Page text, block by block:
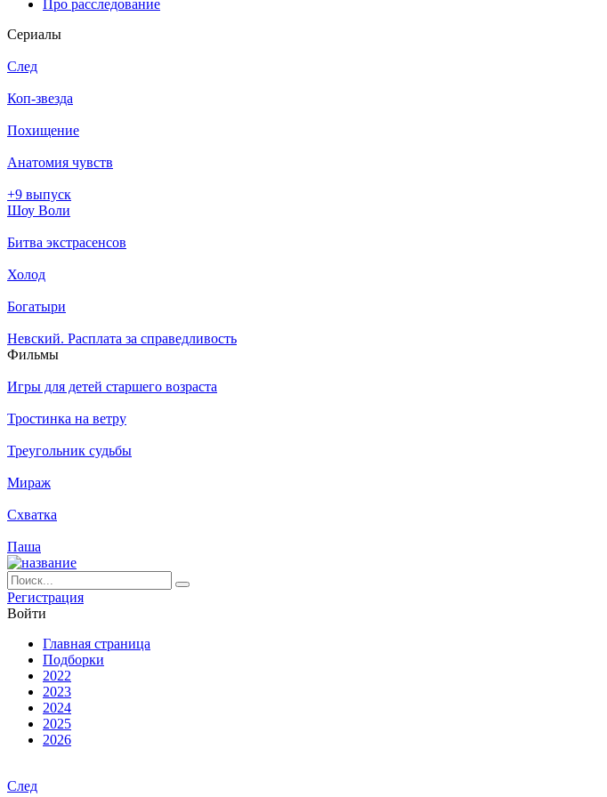
Про расследование
Се­риа­лы
След
Коп-звезда
Похищение
Анатомия чувств
+9 выпуск
Шоу Воли
Битва экстрасенсов
Холод
Богатыри
Невский. Расплата за справедливость
Филь­мы
Игры для детей старшего возраста
Тростинка на ветру
Треугольник судьбы
Мираж
Схватка
Паша
Ре­ги­ст­ра­ция
Вой­ти
Глав­ная стра­ни­ца
Подборки
2022
2023
2024
2025
2026
След